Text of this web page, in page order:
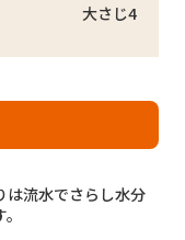
大さじ4
は流水でさらし水分